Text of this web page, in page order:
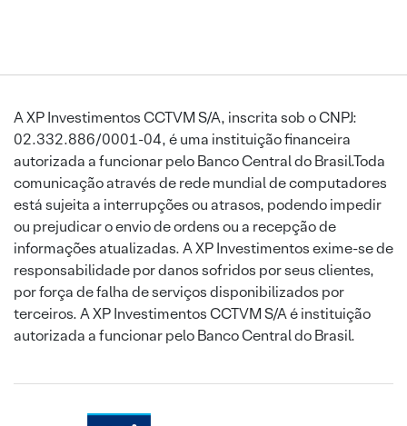
A XP Investimentos CCTVM S/A, inscrita sob o CNPJ:
02.332.886/0001-04, é uma instituição financeira
autorizada a funcionar pelo Banco Central do Brasil.Toda
comunicação através de rede mundial de computadores
está sujeita a interrupções ou atrasos, podendo impedir
ou prejudicar o envio de ordens ou a recepção de
informações atualizadas. A XP Investimentos exime-se de
responsabilidade por danos sofridos por seus clientes,
por força de falha de serviços disponibilizados por
terceiros. A XP Investimentos CCTVM S/A é instituição
autorizada a funcionar pelo Banco Central do Brasil.